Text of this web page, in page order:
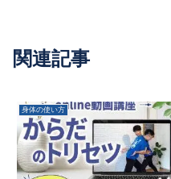
関連記事
身体の使い方